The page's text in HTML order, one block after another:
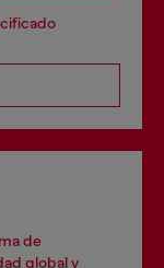
de
global y